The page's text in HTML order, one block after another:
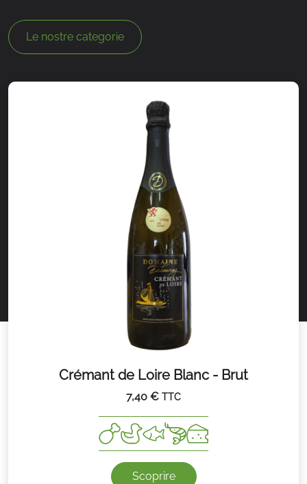
Le nostre categorie
Crémant de Loire Blanc - Brut
7,40 € TTC
Scoprire